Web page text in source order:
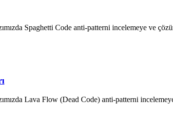
Spaghetti Code anti-patterni incelemeye ve
Lava Flow (Dead Code) anti-patterni